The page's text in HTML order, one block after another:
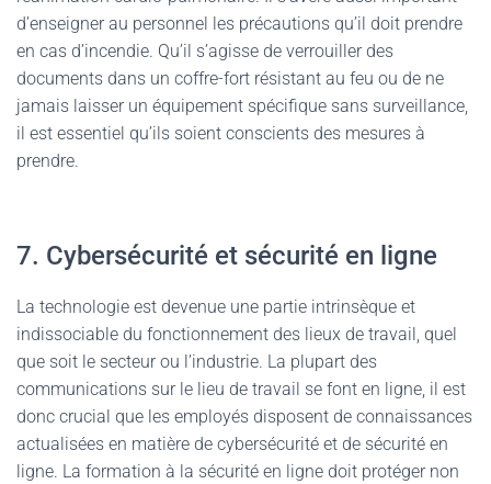
d’enseigner au personnel les précautions qu’il doit prendre
en cas d’incendie. Qu’il s’agisse de verrouiller des
documents dans un coffre-fort résistant au feu ou de ne
jamais laisser un équipement spécifique sans surveillance,
il est essentiel qu’ils soient conscients des mesures à
prendre.
7. Cybersécurité et sécurité en ligne
La technologie est devenue une partie intrinsèque et
indissociable du fonctionnement des lieux de travail, quel
que soit le secteur ou l’industrie. La plupart des
communications sur le lieu de travail se font en ligne, il est
donc crucial que les employés disposent de connaissances
actualisées en matière de cybersécurité et de sécurité en
ligne. La formation à la sécurité en ligne doit protéger non